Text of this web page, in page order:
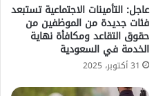
عاجل: التأمينات الاجتماعية تستبعد
فئات جديدة من الموظفين من
حقوق التقاعد ومكافأة نهاية
الخدمة في السعودية
31 أكتوبر، 2025